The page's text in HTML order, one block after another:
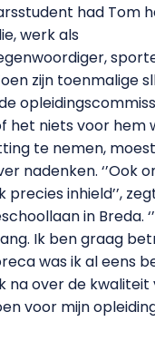
had Tom
werk als
zijn toenmalige
het niets voor hem
te nemen,
nadenken. ‘’Ook
inhield’’,
in Breda.
Ik ben graag
was ik al eens
na over de kwaliteit
voor mijn